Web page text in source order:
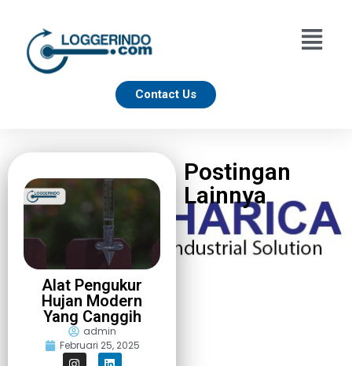
Contact Us
Alat Pengukur
Hujan Modern
Yang Canggih
admin
Februari 25, 2025
Postingan
Lainnya